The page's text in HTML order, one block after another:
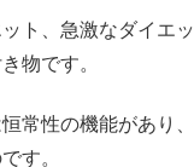
ト、急激なダイエ
物です。
常性の機能があり
す。